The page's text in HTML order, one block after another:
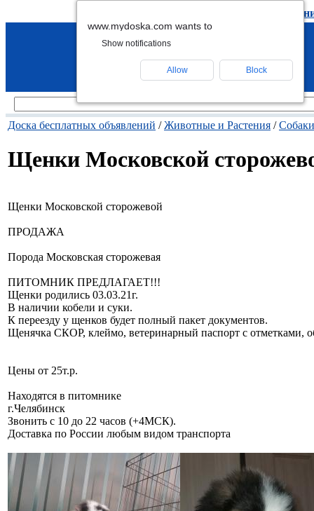
удалить
Доска бесплатных объявлений /Животные и Растения /Собаки
Щенки Московской
Щенки Московской сторожевой
ПРОДАЖА
Порода Московская сторожевая
ПИТОМНИК ПРЕДЛАГАЕТ!!!
Щенки родились 03.03.21г.
В наличии кобели и суки.
К переезду у щенков будет полный пакет документов.
Щенячка СКОР, клеймо, ветеринарный паспорт с отметками,
Цены от 25т.р.
Находятся в питомнике
г.Челябинск
Звонить с 10 до 22 часов (+4МСК).
Доставка по России любым видом транспорта
www.mydoska.com wants to
Show notifications
Allow Block